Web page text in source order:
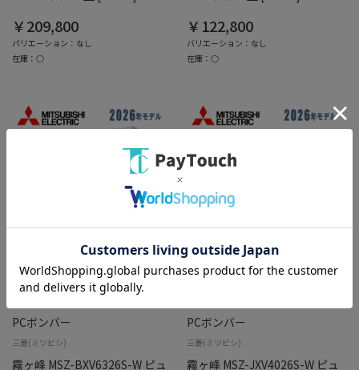
￥209,800
バリエーション：なし
在庫：○
￥122,800
バリエーション：なし
在庫：○
PCボンバー
三菱(ミツビシ)
霧ヶ峰 MSZ-BXV6326S-W ピュ
PCボンバー
三菱(ミツビシ)
霧ヶ峰 MSZ-JXV4026S-W ピュ